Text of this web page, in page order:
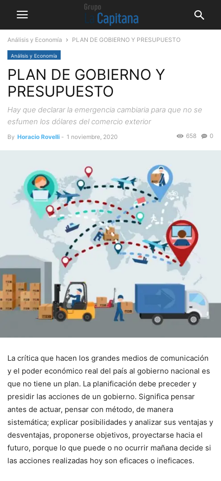
Análisis y Economía PLAN DE GOBIERNO Y PRESUPUESTO
Análisis y Economía
PLAN DE GOBIERNO Y
PRESUPUESTO
Hay que declarar la emergencia cambiaria para que no se
esfumen los dólares del comercio exterior
By Horacio Rovelli - 1 noviembre, 2020 0
658
La crítica que hacen los grandes medios de comunicación
y el poder económico real del país al gobierno nacional es
que no tiene un plan. La planificación debe preceder y
presidir las acciones de un gobierno. Significa pensar
antes de actuar, pensar con método, de manera
sistemática; explicar posibilidades y analizar sus ventajas y
desventajas, proponerse objetivos, proyectarse hacia el
futuro, porque lo que puede o no ocurrir mañana decide si
las acciones realizadas hoy son eficaces o ineficaces.